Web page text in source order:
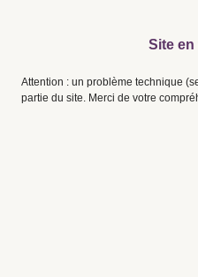
Site
Attention : un problème technique
partie du site. Merci de votre